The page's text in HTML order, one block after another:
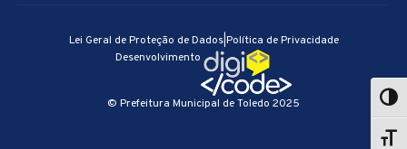
© Prefeitura Municipal de Toledo 2025
Lei Geral de Proteção de Dados|Política de Privacidade
Desenvolvimento